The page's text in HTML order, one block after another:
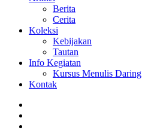
Berita
Cerita
Koleksi
Kebijakan
Tautan
Info Kegiatan
Kursus Menulis Daring
Kontak